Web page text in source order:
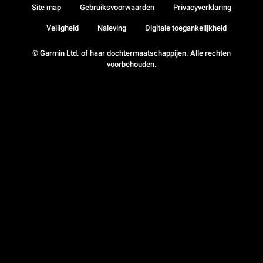
© Garmin Ltd. of haar dochtermaatschappijen. Alle rechten
voorbehouden.
Site map Gebruiksvoorwaarden Privacyverklaring
Veiligheid Naleving Digitale toegankelijkheid